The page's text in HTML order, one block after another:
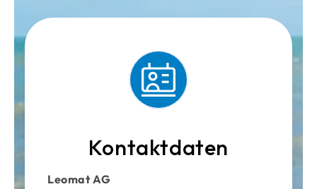
Kontaktdaten
Leomat AG